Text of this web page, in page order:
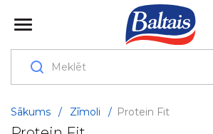
Sākums / Zīmoli / Protein Fit